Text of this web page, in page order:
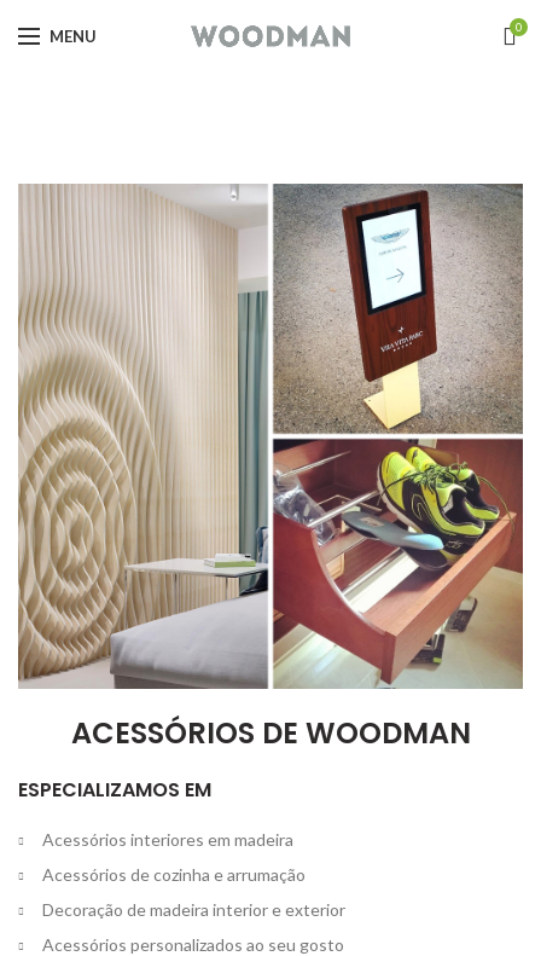
MENU 0
ACESSÓRIOS DE WOODMAN
ESPECIALIZAMOS EM
Acessórios interiores em madeira
Acessórios de cozinha e arrumação
Decoração de madeira interior e exterior
Acessórios personalizados ao seu gosto